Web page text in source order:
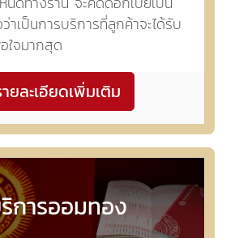
าเป็นการบริการที่ลูกค้าจะได้รับ
ใจมากสุด
ยละเอียดเพิ่มเติม
การออมทอง